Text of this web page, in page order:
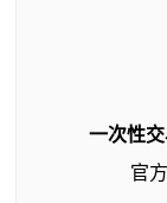
一次性
官